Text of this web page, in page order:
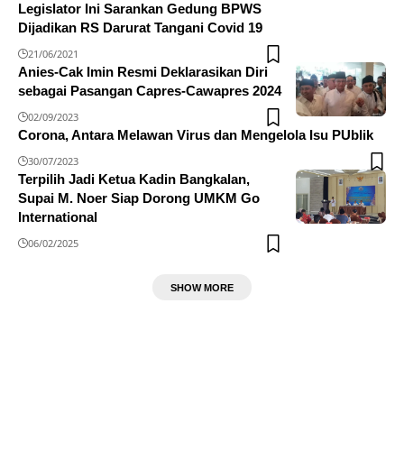
Legislator Ini Sarankan Gedung BPWS
Dijadikan RS Darurat Tangani Covid 19
21/06/2021
Anies-Cak Imin Resmi Deklarasikan Diri
sebagai Pasangan Capres-Cawapres 2024
02/09/2023
Corona, Antara Melawan Virus dan Mengelola Isu PUblik
30/07/2023
Terpilih Jadi Ketua Kadin Bangkalan,
Supai M. Noer Siap Dorong UMKM Go
International
06/02/2025
SHOW MORE